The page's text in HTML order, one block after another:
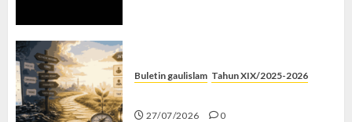
Buletin gaulislam Tahun XIX/2025-2026
27/07/2026 0